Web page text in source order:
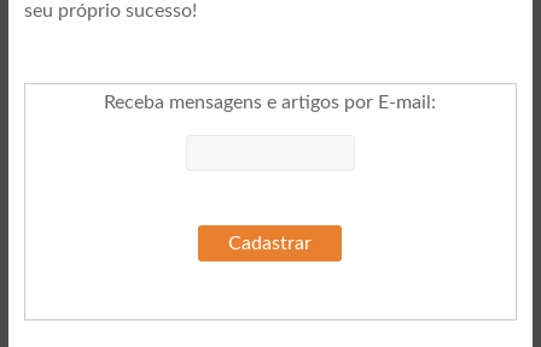
seu próprio sucesso!
Receba mensagens e artigos por E-mail :